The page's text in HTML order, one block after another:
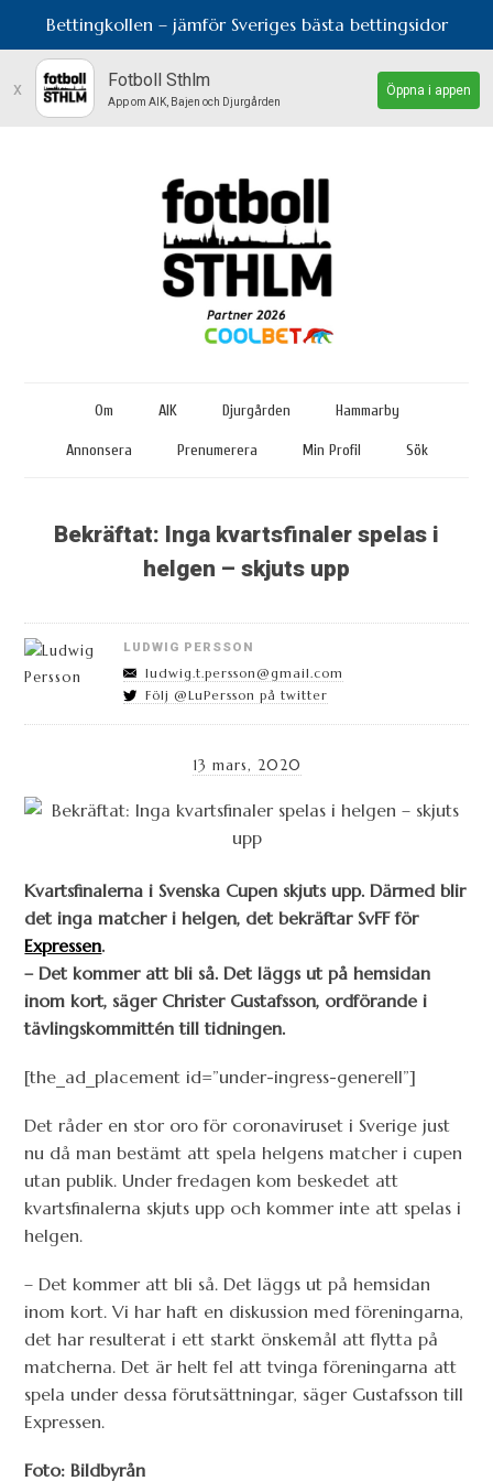
Bettingkollen – jämför Sveriges bästa bettingsidor
x Fotboll Sthlm
App om AIK, Bajen och Djurgården
Öppna i appen
Om AIK Djurgården Hammarby
Annonsera Prenumerera Min Profil Sök
Bekräftat: Inga kvartsfinaler spelas i
helgen – skjuts upp
LUDWIG PERSSON
ludwig.t.persson@gmail.com
Följ @LuPersson på twitter
13 mars, 2020
Kvartsfinalerna i Svenska Cupen skjuts upp. Därmed blir
det inga matcher i helgen, det bekräftar SvFF för
Expressen.
– Det kommer att bli så. Det läggs ut på hemsidan
inom kort, säger Christer Gustafsson, ordförande i
tävlingskommittén till tidningen.
[the_ad_placement id=”under-ingress-generell”]
Det råder en stor oro för coronaviruset i Sverige just
nu då man bestämt att spela helgens matcher i cupen
utan publik. Under fredagen kom beskedet att
kvartsfinalerna skjuts upp och kommer inte att spelas i
helgen.
– Det kommer att bli så. Det läggs ut på hemsidan
inom kort. Vi har haft en diskussion med föreningarna,
det har resulterat i ett starkt önskemål att flytta på
matcherna. Det är helt fel att tvinga föreningarna att
spela under dessa förutsättningar, säger Gustafsson till
Expressen.
Foto: Bildbyrån